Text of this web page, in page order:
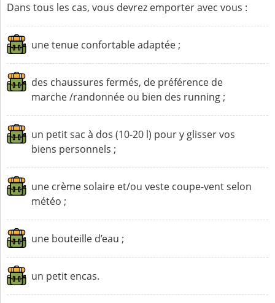
Dans tous les cas, vous devrez emporter avec vous :
une tenue confortable adaptée ;
des chaussures fermés, de préférence de
marche /randonnée ou bien des running ;
un petit sac à dos (10-20 l) pour y glisser vos
biens personnels ;
une crème solaire et/ou veste coupe-vent selon
météo ;
une bouteille d’eau ;
un petit encas.